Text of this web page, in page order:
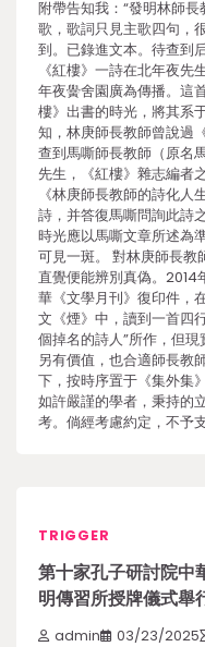
附帶告知我：“發明林師
歌，歌詞只見主歌四句，
到。已錄進文本。待查到
《紅樓》一詩在北年夜先
年夜黌舍園廣為傳播。這
樓》出書的時光，將其系
知，林庚師長教師曾說過
查到馬嘶師長教師（原名
先生，《紅樓》雜志編者
《林庚師長教師的詩化人
詩，并答復馬嘶問詢此詩
時光應以馬嘶文章所述為
可見一斑。 對林庚師長教
直覺便能辨別真偽。2014
華《文學月刊》復印件，
文《煙》中，讀到一首四
個掉名的詩人”所作，但
另有價值，也合適師長教
下，按時序置于《集外集
如許嚴謹的學者，秉持的
考。倘經考慮約定，不予
TRIGGER
第十家孔子研討院中
明傳習所授牌儀式舉
admin 03/23/2025